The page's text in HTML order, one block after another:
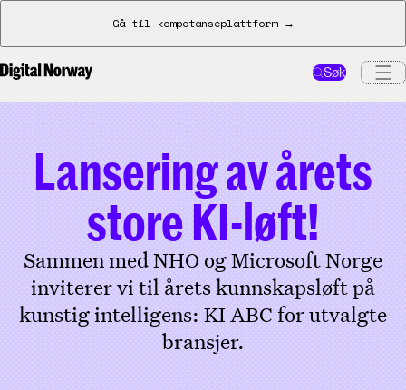
Gå til kompetanseplattform →
Søk
Lansering av årets
store KI-løft!
Sammen med NHO og Microsoft Norge
inviterer vi til årets kunnskapsløft på
kunstig intelligens: KI ABC for utvalgte
bransjer.